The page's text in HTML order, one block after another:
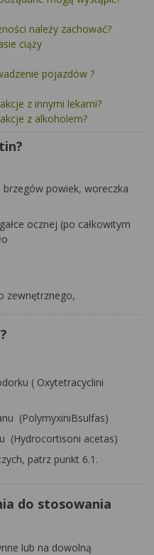
należy zachować?
ciąży
pojazdów ?
z innymi lekami?
z alkoholem?
powiek, woreczka
ocznej (po całkowitym
zewnętrznego,
( Oxytetracyclini
(PolymyxiniBsulfas)
(Hydrocortisoni acetas)
patrz punkt 6.1.
do stosowania
lub na dowolną